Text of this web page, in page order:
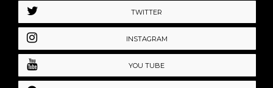
TWITTER
INSTAGRAM
YOU TUBE